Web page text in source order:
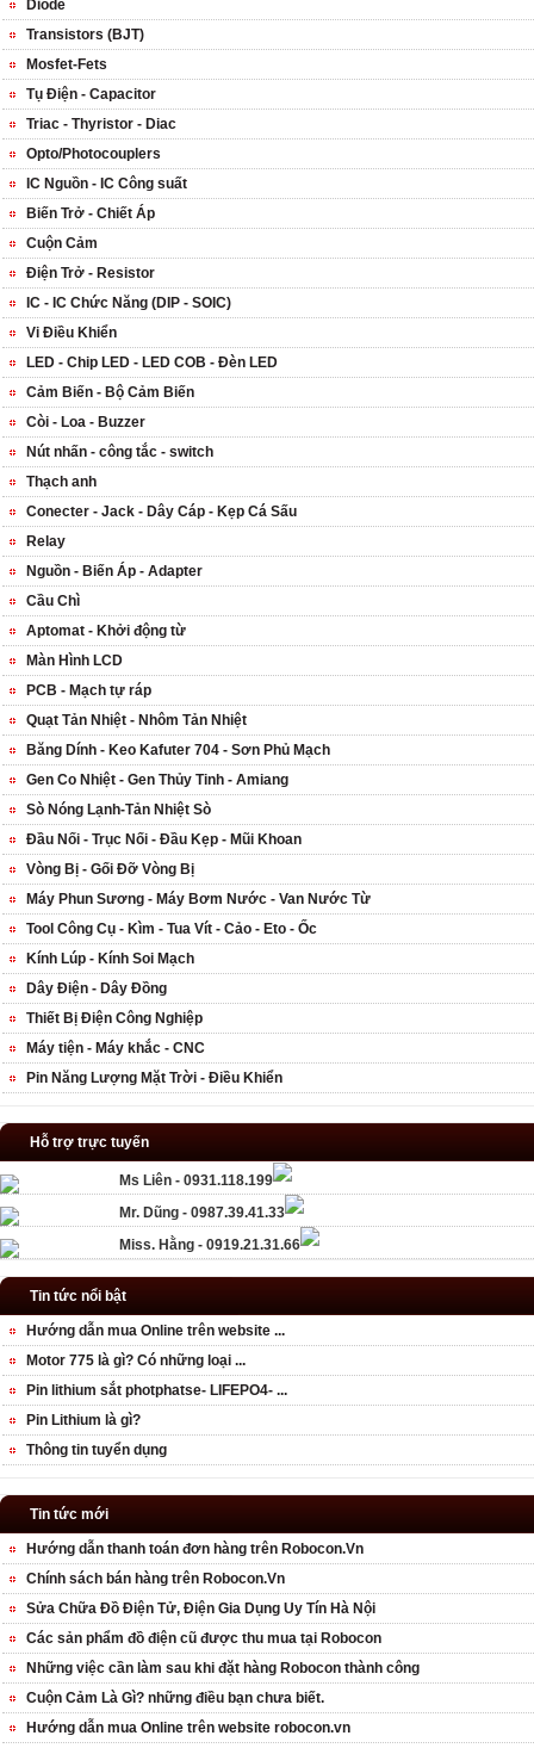
Diode
Transistors (BJT)
Mosfet-Fets
Tụ Điện - Capacitor
Triac - Thyristor - Diac
Opto/Photocouplers
IC Nguồn - IC Công suất
Biến Trở - Chiết Áp
Cuộn Cảm
Điện Trở - Resistor
IC - IC Chức Năng (DIP - SOIC)
Vi Điều Khiển
LED - Chip LED - LED COB - Đèn LED
Cảm Biến - Bộ Cảm Biến
Còi - Loa - Buzzer
Nút nhấn - công tắc - switch
Thạch anh
Conecter - Jack - Dây Cáp - Kẹp Cá Sấu
Relay
Nguồn - Biến Áp - Adapter
Cầu Chì
Aptomat - Khởi động từ
Màn Hình LCD
PCB - Mạch tự ráp
Quạt Tản Nhiệt - Nhôm Tản Nhiệt
Băng Dính - Keo Kafuter 704 - Sơn Phủ Mạch
Gen Co Nhiệt - Gen Thủy Tinh - Amiang
Sò Nóng Lạnh-Tản Nhiệt Sò
Đầu Nối - Trục Nối - Đầu Kẹp - Mũi Khoan
Vòng Bị - Gối Đỡ Vòng Bị
Máy Phun Sương - Máy Bơm Nước - Van Nước Từ
Tool Công Cụ - Kìm - Tua Vít - Cảo - Eto - Ốc
Kính Lúp - Kính Soi Mạch
Dây Điện - Dây Đồng
Thiết Bị Điện Công Nghiệp
Máy tiện - Máy khắc - CNC
Pin Năng Lượng Mặt Trời - Điều Khiển
Hỗ trợ trực tuyến
Ms Liên - 0931.118.199
Mr. Dũng - 0987.39.41.33
Miss. Hằng - 0919.21.31.66
Tin tức nổi bật
Hướng dẫn mua Online trên website ...
Motor 775 là gì? Có những loại ...
Pin lithium sắt photphatse- LIFEPO4- ...
Pin Lithium là gì?
Thông tin tuyển dụng
Tin tức mới
Hướng dẫn thanh toán đơn hàng trên Robocon.Vn
Chính sách bán hàng trên Robocon.Vn
Sửa Chữa Đồ Điện Tử, Điện Gia Dụng Uy Tín Hà Nội
Các sản phẩm đồ điện cũ được thu mua tại Robocon
Những việc cần làm sau khi đặt hàng Robocon thành công
Cuộn Cảm Là Gì? những điều bạn chưa biết.
Hướng dẫn mua Online trên website robocon.vn